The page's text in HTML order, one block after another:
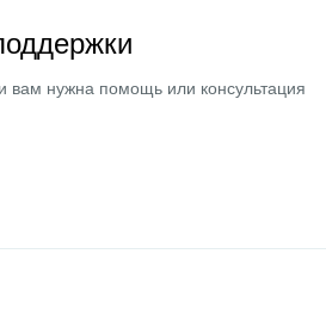
вам нужна помощь или консультация